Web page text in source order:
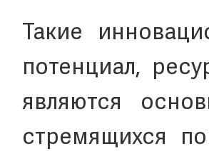
Такие
потенциал,
являются
стремящихся